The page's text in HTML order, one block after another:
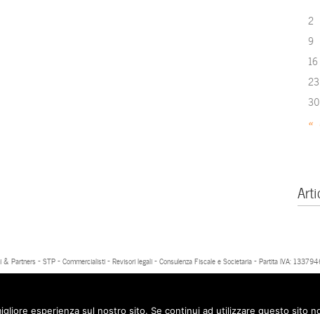
«
2
9
16
23
30
& Partners - STP - Commercialisti - Revisori legali - Consulenza Fiscale e Societaria - Partita IVA:
esperienza sul nostro sito. Se continui ad utilizzare questo sito